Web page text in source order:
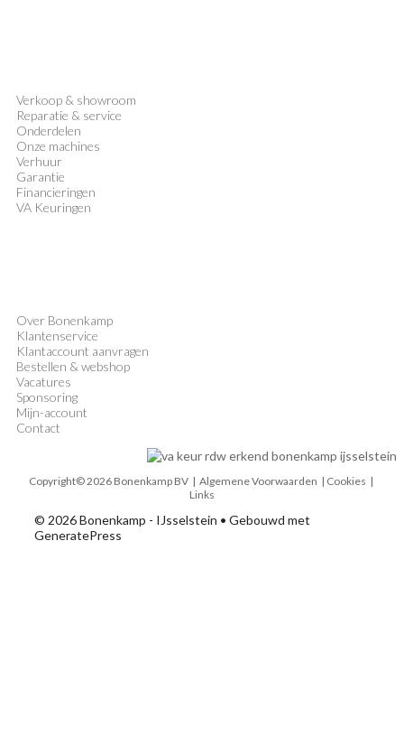
Verkoop & showroom
Reparatie & service
Onderdelen
Onze machines
Verhuur
Garantie
Financieringen
VA Keuringen
Over Bonenkamp
Klantenservice
Klantaccount aanvragen
Bestellen & webshop
Vacatures
Sponsoring
Mijn-account
Contact
Copyright© 2026 Bonenkamp BV | Algemene Voorwaarden | Cookies |
Links
© 2026 Bonenkamp - IJsselstein • Gebouwd met
GeneratePress